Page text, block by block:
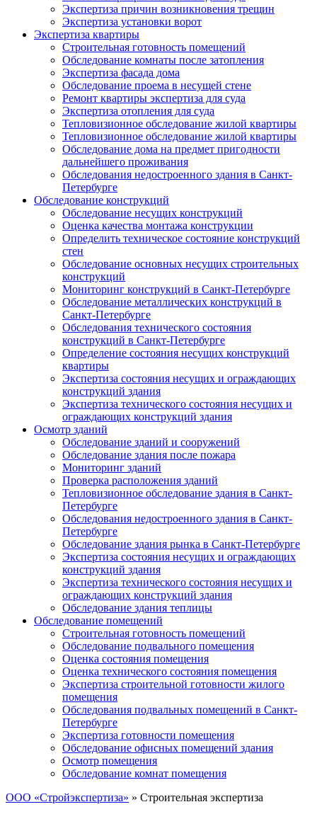
Экспертиза причин возникновения трещин
Экспертиза установки ворот
Экспертиза квартиры
Строительная готовность помещений
Обследование комнаты после затопления
Экспертиза фасада дома
Обследование проема в несущей стене
Ремонт квартиры экспертиза для суда
Экспертиза отопления для суда
Тепловизионное обследование жилой квартиры
Тепловизионное обследование жилой квартиры
Обследование дома на предмет пригодности
дальнейшего проживания
Обследования недостроенного здания в Санкт-
Петербурге
Обследование конструкций
Обследование несущих конструкций
Оценка качества монтажа конструкции
Определить техническое состояние конструкций
стен
Обследование основных несущих строительных
конструкций
Мониторинг конструкций в Санкт-Петербурге
Обследование металлических конструкций в
Санкт-Петербурге
Обследования технического состояния
конструкций в Санкт-Петербурге
Определение состояния несущих конструкций
квартиры
Экспертиза состояния несущих и ограждающих
конструкций здания
Экспертиза технического состояния несущих и
ограждающих конструкций здания
Осмотр зданий
Обследование зданий и сооружений
Обследование здания после пожара
Мониторинг зданий
Проверка расположения зданий
Тепловизионное обследование здания в Санкт-
Петербурге
Обследования недостроенного здания в Санкт-
Петербурге
Обследование здания рынка в Санкт-Петербурге
Экспертиза состояния несущих и ограждающих
конструкций здания
Экспертиза технического состояния несущих и
ограждающих конструкций здания
Обследование здания теплицы
Обследование помещений
Строительная готовность помещений
Обследование подвального помещения
Оценка состояния помещения
Оценка технического состояния помещения
Экспертиза строительной готовности жилого
помещения
Обследования подвальных помещений в Санкт-
Петербурге
Экспертиза готовности помещения
Обследование офисных помещений здания
Осмотр помещения
Обследование комнат помещения
ООО «Стройэкспертиза» » Строительная экспертиза